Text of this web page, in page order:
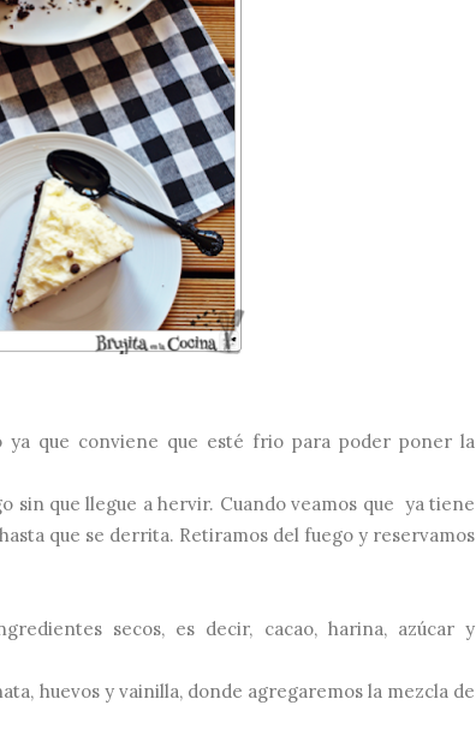
ya que conviene que esté frio para poder poner la
sin que llegue a hervir. Cuando veamos que ya tiene
que se derrita. Retiramos del fuego y reservamos
secos, es decir, cacao, harina, azúcar y
huevos y vainilla, donde agregaremos la mezcla de